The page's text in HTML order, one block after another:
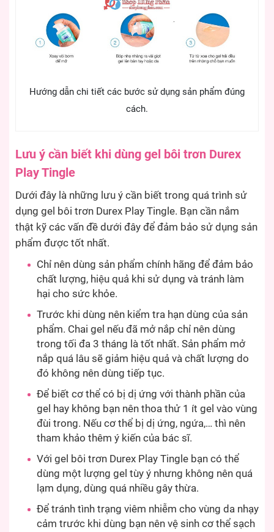
Hướng dẫn chi tiết các bước sử dụng sản phẩm đúng
cách.
Lưu ý cần biết khi dùng gel bôi trơn Durex
Play Tingle
Dưới đây là những lưu ý cần biết trong quá trình sử
dụng gel bôi trơn Durex Play Tingle. Bạn cần nắm
thật kỹ các vấn đề dưới đây để đảm bảo sử dụng sản
phẩm được tốt nhất.
Chỉ nên dùng sản phẩm chính hãng để đảm bảo
chất lượng, hiệu quả khi sử dụng và tránh làm
hại cho sức khỏe.
Trước khi dùng nên kiểm tra hạn dùng của sản
phẩm. Chai gel nếu đã mở nắp chỉ nên dùng
trong tối đa 3 tháng là tốt nhất. Sản phẩm mở
nắp quá lâu sẽ giảm hiệu quả và chất lượng do
đó không nên dùng tiếp tục.
Để biết cơ thể có bị dị ứng với thành phần của
gel hay không bạn nên thoa thử 1 ít gel vào vùng
đùi trong. Nếu cơ thể bị dị ứng, ngứa,… thì nên
tham khảo thêm ý kiến của bác sĩ.
Với gel bôi trơn Durex Play Tingle bạn có thể
dùng một lượng gel tùy ý nhưng không nên quá
lạm dụng, dùng quá nhiều gây thừa.
Để tránh tình trạng viêm nhiễm cho vùng da nhạy
cảm trước khi dùng bạn nên vệ sinh cơ thể sạch